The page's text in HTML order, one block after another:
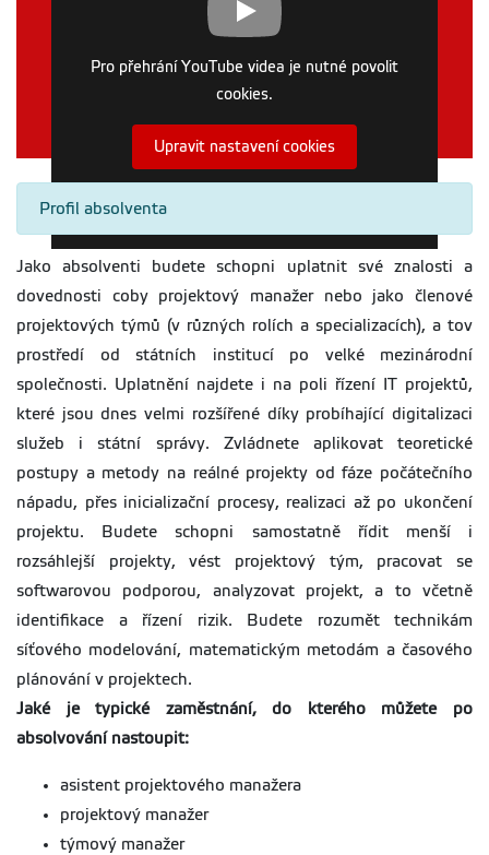
Pro přehrání YouTube videa je nutné povolit
cookies.
Upravit nastavení cookies
Profil absolventa
Jako absolventi budete schopni uplatnit své znalosti a
dovednosti coby projektový manažer nebo jako členové
projektových týmů (v různých rolích a specializacích), a tov
prostředí od státních institucí po velké mezinárodní
společnosti. Uplatnění najdete i na poli řízení IT projektů,
které jsou dnes velmi rozšířené díky probíhající digitalizaci
služeb i státní správy. Zvládnete aplikovat teoretické
postupy a metody na reálné projekty od fáze počátečního
nápadu, přes inicializační procesy, realizaci až po ukončení
projektu. Budete schopni samostatně řídit menší i
rozsáhlejší projekty, vést projektový tým, pracovat se
softwarovou podporou, analyzovat projekt, a to včetně
identifikace a řízení rizik. Budete rozumět technikám
síťového modelování, matematickým metodám a časového
plánování v projektech.
Jaké je typické zaměstnání, do kterého můžete po
absolvování nastoupit:
asistent projektového manažera
projektový manažer
týmový manažer